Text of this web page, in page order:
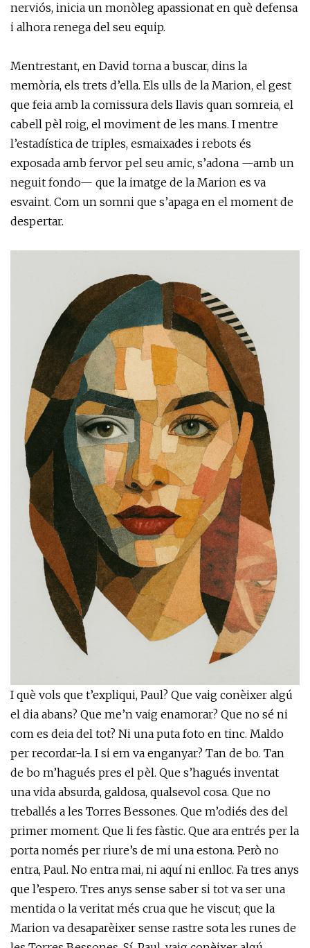
nerviós, inicia un monòleg apassionat en què defensa
i alhora renega del seu equip.
Mentrestant, en David torna a buscar, dins la
memòria, els trets d’ella. Els ulls de la Marion, el gest
que feia amb la comissura dels llavis quan somreia, el
cabell pèl roig, el moviment de les mans. I mentre
l’estadística de triples, esmaixades i rebots és
exposada amb fervor pel seu amic, s’adona —amb un
neguit fondo— que la imatge de la Marion es va
esvaint. Com un somni que s’apaga en el moment de
despertar.
I què vols que t’expliqui, Paul? Que vaig conèixer algú
el dia abans? Que me’n vaig enamorar? Que no sé ni
com es deia del tot? Ni una puta foto en tinc. Maldo
per recordar-la. I si em va enganyar? Tan de bo. Tan
de bo m’hagués pres el pèl. Que s’hagués inventat
una vida absurda, galdosa, qualsevol cosa. Que no
treballés a les Torres Bessones. Que m’odiés des del
primer moment. Que li fes fàstic. Que ara entrés per la
porta només per riure’s de mi una estona. Però no
entra, Paul. No entra mai, ni aquí ni enlloc. Fa tres anys
que l’espero. Tres anys sense saber si tot va ser una
mentida o la veritat més crua que he viscut; que la
Marion va desaparèixer sense rastre sota les runes de